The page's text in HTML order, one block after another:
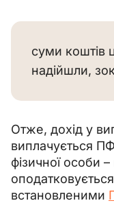
суми коштів
надійшли,
Отже, дохід у
виплачується
фізичної особи
встановленими